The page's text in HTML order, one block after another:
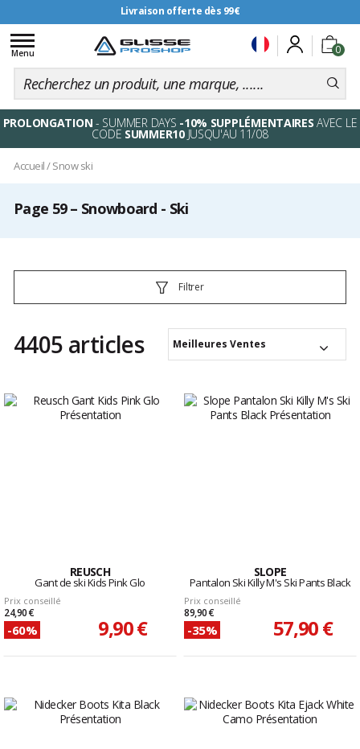
Livraison offerte dès 99€
0
Toggle
navigation
Menu
PROLONGATION - SUMMER DAYS -10% SUPPLÉMENTAIRES AVEC LE
CODE SUMMER10JUSQU'AU 11/08
Accueil/Snow ski
Page 59 – Snowboard - Ski
Filtrer
4405 articles Meilleures Ventes
REUSCH
Gant de ski Kids Pink Glo
Prix conseillé
24,90 €
-60% 9,90 €
SLOPE
Pantalon Ski Killy M's Ski Pants Black
Prix conseillé
89,90 €
-35% 57,90 €